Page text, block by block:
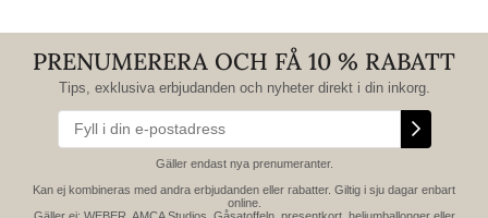
PRENUMERERA OCH FÅ 10 % RABATT
Tips, exklusiva erbjudanden och nyheter direkt i din inkorg.
Gäller endast nya prenumeranter.
Kan ej kombineras med andra erbjudanden eller rabatter. Giltig i sju dagar enbart
online.